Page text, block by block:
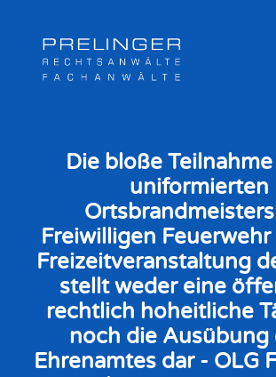
Sozialversicherungsträger
Weitere Kompetenzen
Veröffentlichungen & Archiv
Newsletter
Online Akte
Die bloße
uniformierten
Freiwilligen Feuerwehr
Freizeitveranstaltung
stellt weder eine
rechtlich hoheitliche
noch die Ausübung
Ehrenamtes dar - OLG